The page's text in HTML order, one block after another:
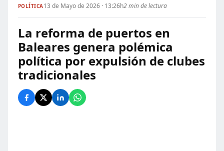
POLÍTICA13 de Mayo de 2026 · 13:26h2 min de lectura
La reforma de puertos en
Baleares genera polémica
política por expulsión de clubes
tradicionales